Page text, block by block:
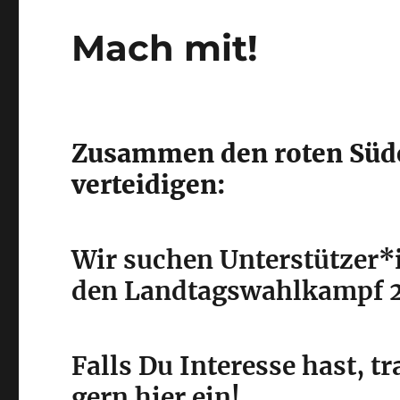
Mach mit!
Zusammen den roten
verteidigen:
Wir suchen
den Landtagswahlkampf
Falls Du Interesse hast,